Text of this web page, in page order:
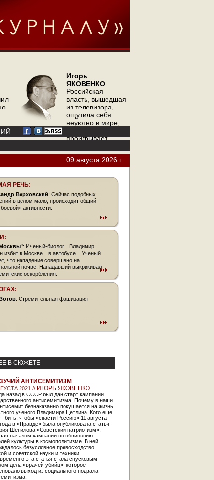
Игорь
ЯКОВЕНКО
Российская
власть, вышедшая
из телевизора,
ощутила себя
неуютно в мире,
проигрывает
09 августа 2026 г.
РЕЧЬ:
Верховский: Сейчас подобных
в целом мало, происходит общий
активности.
: Иченый-биолог... Владимир
избит в Москве... в автобусе... Ученый
что нападение совершено на
почве. Нападавший выкрикивал
оскорбления.
: Стремительная фашизация
В СЮЖЕТЕ
АНТИСЕМИТИЗМ
2021 // ИГОРЬ ЯКОВЕНКО
назад в СССР был дан старт кампании
антисемитизма. Почему в наши
безнаказанно покушается на жизнь
ученого Владимира Цетлина. Кого еще
бить, чтобы «спасти Россию» 11 августа
в «Правде» была опубликована статья
Шепилова «Советский патриотизм»,
началом кампании по обвинению
культуры в космополитизме. В ней
безусловное превосходство
и советской науки и техники.
эта статья стала спусковым
дела «врачей-убийц», которое
выход из социального подвала